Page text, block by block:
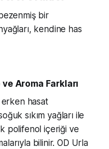
bir
kendine has
Aroma Farkları
erken hasat
sıkım yağları ile
polifenol içeriği ve
bilinir. OD Urla